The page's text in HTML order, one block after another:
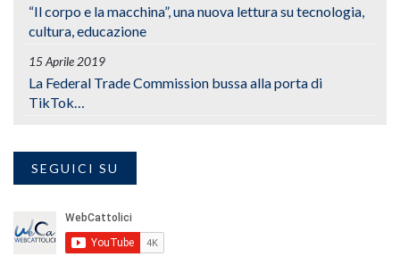
“Il corpo e la macchina”, una nuova lettura su tecnologia,
cultura, educazione
15 Aprile 2019
La Federal Trade Commission bussa alla porta di
TikTok…
SEGUICI SU